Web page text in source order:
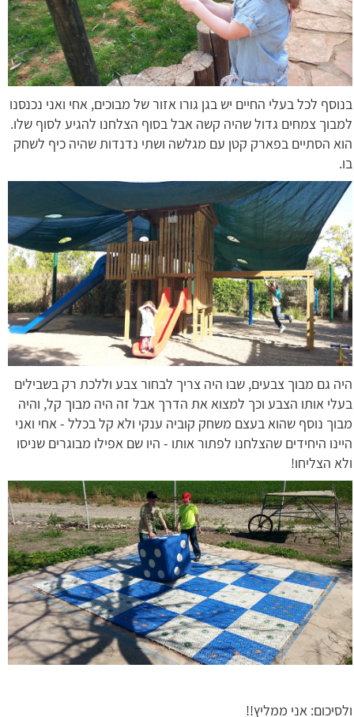
בנוסף לכל בעלי החיים יש בגן גורו אזור של מבוכים, אחי ואני נכנסנו
למבוך צמחים גדול שהיה קשה אבל בסוף הצלחנו להגיע לסוף שלו.
הוא הסתיים בפארק קטן עם מגלשה ושתי נדנדות שהיה כיף לשחק
בו.
היה גם מבוך צבעים, שבו היה צריך לבחור צבע וללכת רק בשבילים
בעלי אותו הצבע וכך למצוא את הדרך אבל זה היה מבוך קל, והיה
מבוך נוסף שהוא בעצם משחק קוביה ענקי ולא קל בכלל - אחי ואני
היינו היחידים שהצלחנו לפתור אותו - היו שם אפילו מבוגרים שניסו
ולא הצליחו!
ולסיכום: אני ממליץ!!